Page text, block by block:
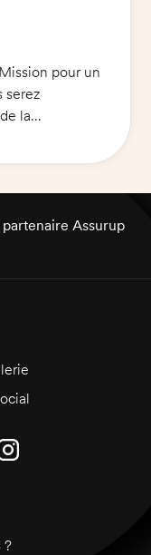
pour un
serez
la
des tâches
Assurup
?